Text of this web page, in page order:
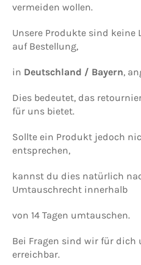
vermeiden wollen.
Unsere Produkte sind keine
auf Bestellung,
in Deutschland / Bayern,
Dies bedeutet, das
für uns bietet.
Sollte ein Produkt jedoch
entsprechen,
kannst du dies natürlich
Umtauschrecht innerhalb
von 14 Tagen umtauschen.
Bei Fragen sind wir für dich
erreichbar.